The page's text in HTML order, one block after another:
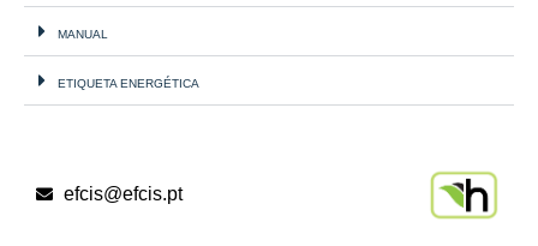
MANUAL
ETIQUETA ENERGÉTICA
efcis@efcis.pt